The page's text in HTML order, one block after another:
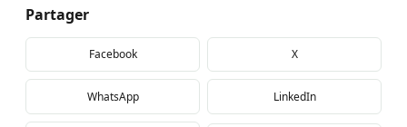
Partager
Facebook X
WhatsApp LinkedIn